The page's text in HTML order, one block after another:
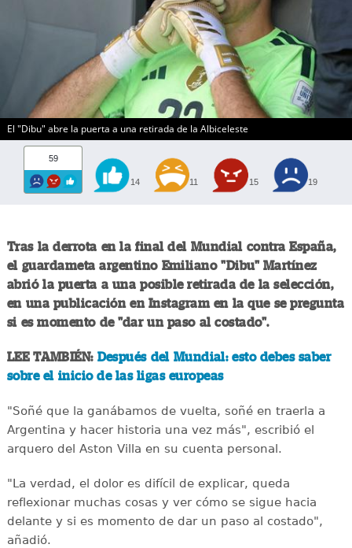
El "Dibu" abre la puerta a una retirada de la Albiceleste
59
14 11 15 19
Tras la derrota en la final del Mundial contra España,
el guardameta argentino Emiliano "Dibu" Martínez
abrió la puerta a una posible retirada de la selección,
en una publicación en Instagram en la que se pregunta
si es momento de "dar un paso al costado".
LEE TAMBIÉN: Después del Mundial: esto debes saber
sobre el inicio de las ligas europeas
"Soñé que la ganábamos de vuelta, soñé en traerla a
Argentina y hacer historia una vez más", escribió el
arquero del Aston Villa en su cuenta personal.
"La verdad, el dolor es difícil de explicar, queda
reflexionar muchas cosas y ver cómo se sigue hacia
delante y si es momento de dar un paso al costado",
añadió.